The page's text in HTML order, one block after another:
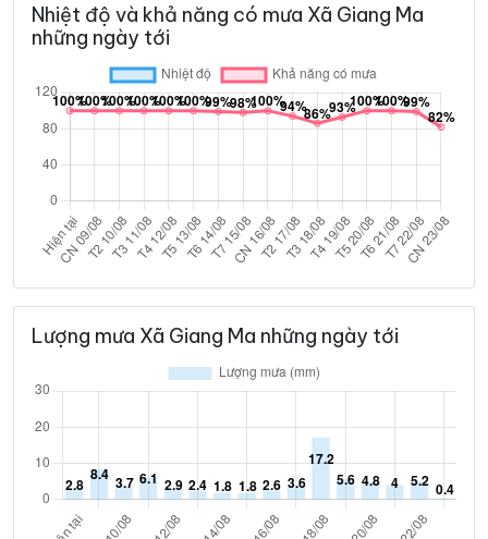
Nhiệt độ và khả năng có mưa Xã Giang Ma
những ngày tới
Lượng mưa Xã Giang Ma những ngày tới